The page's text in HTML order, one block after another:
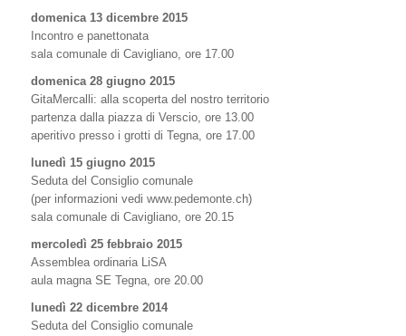
domenica 13 dicembre 2015
Incontro e panettonata
sala comunale di Cavigliano, ore 17.00
domenica 28 giugno 2015
GitaMercalli: alla scoperta del nostro territorio
partenza dalla piazza di Verscio, ore 13.00
aperitivo presso i grotti di Tegna, ore 17.00
lunedì 15 giugno 2015
Seduta del Consiglio comunale
(per informazioni vedi www.pedemonte.ch)
sala comunale di Cavigliano, ore 20.15
mercoledì 25 febbraio 2015
Assemblea ordinaria LiSA
aula magna SE Tegna, ore 20.00
lunedì 22 dicembre 2014
Seduta del Consiglio comunale